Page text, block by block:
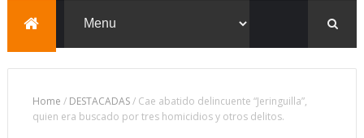
Home / DESTACADAS/ Cae abatido delincuente “Jeringuilla”,
quien era buscado por tres homicidios y otros delitos.